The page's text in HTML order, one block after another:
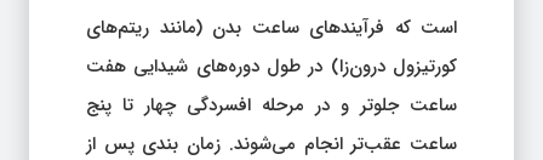
است که فرآیندهای ساعت بدن (مانند ریتم‌های
کورتیزول درون‌زا) در طول دوره‌های شیدایی هفت
ساعت جلوتر و در مرحله افسردگی چهار تا پنج
ساعت عقب‌تر انجام می‌شوند. زمان بندی پس از